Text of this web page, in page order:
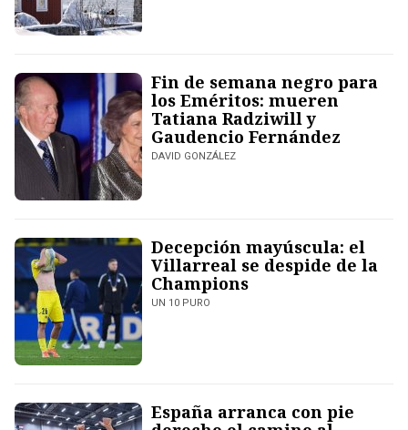
Fin de semana negro para
los Eméritos: mueren
Tatiana Radziwill y
Gaudencio Fernández
DAVID GONZÁLEZ
Decepción mayúscula: el
Villarreal se despide de la
Champions
UN 10 PURO
España arranca con pie